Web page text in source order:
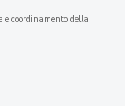
coordinamento della